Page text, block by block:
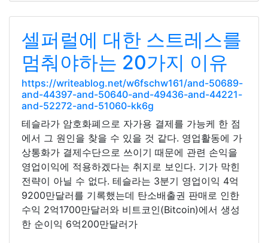
셀퍼럴에 대한 스트레스를
멈춰야하는 20가지 이유
https://writeablog.net/w6fschw161/and-50689-
and-44397-and-50640-and-49436-and-44221-
and-52272-and-51060-kk6g
테슬라가 암호화폐으로 자가용 결제를 가능케 한 점
에서 그 원인을 찾을 수 있을 것 같다. 영업활동에 가
상통화가 결제수단으로 쓰이기 때문에 관련 손익을
영업이익에 적용하겠다는 취지로 보인다. 기가 막힌
전략이 아닐 수 없다. 테슬라는 3분기 영업이익 4억
9200만달러를 기록했는데 탄소배출권 판매로 인한
수익 2억1700만달러와 비트코인(Bitcoin)에서 생성
한 순이익 6억200만달러가